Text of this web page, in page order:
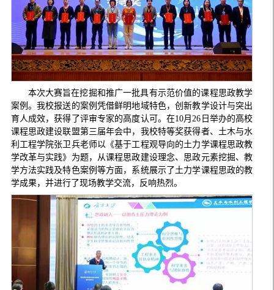
本次大赛旨在挖掘和推广一批具有示范价值的课程思政教学
案例。我校报送的案例凭借鲜明地域特色，创新教学设计与突出
育人成效，获得了评审专家的高度认可。在10月26日举办的高校
课程思政建设联盟第三届年会中，我校特等奖获得者、土木与水
利工程学院张卫兵老师以《基于工程观导向的土力学课程思政教
学改革与实践》为题，从课程思政建设理念、思政元素挖掘、教
学方法实践及特色案例等方面，系统展示了土力学课程思政的教
学成果，并进行了现场教学交流，反响热烈。